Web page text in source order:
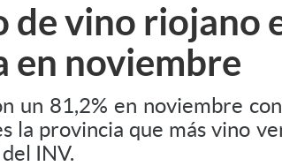
de vino riojano
en noviembre
un 81,2% en noviembre
la provincia que más vino
INV.